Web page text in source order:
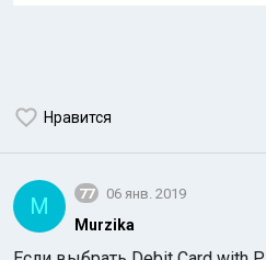
Нравится
M 77 06 янв. 2019
Murzika